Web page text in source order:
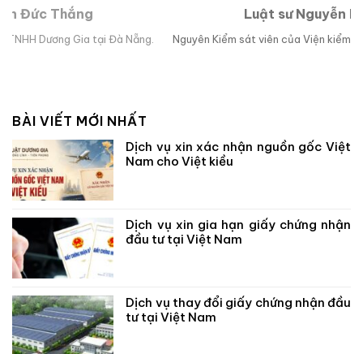
Luật sư Nguyễn Hoài Bão
Nguyên Kiểm sát viên của Viện kiểm sát nhân dân TP Đà Nẵng.
BÀI VIẾT MỚI NHẤT
Dịch vụ xin xác nhận nguồn gốc Việt
Nam cho Việt kiều
Dịch vụ xin gia hạn giấy chứng nhận
đầu tư tại Việt Nam
Dịch vụ thay đổi giấy chứng nhận đầu
tư tại Việt Nam